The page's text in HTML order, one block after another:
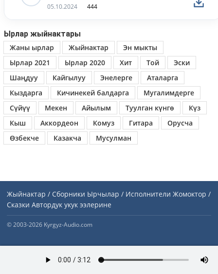
05.10.2024 444
Ырлар жыйнактары
Жаны ырлар
Жыйнактар
Эн мыкты
Ырлар 2021
Ырлар 2020 Хит Той
Эски
Шаңдуу
Кайгылуу Энелерге
Аталарга
Кыздарга
Кичинекей балдарга
Мугалимдерге
Сүйүү
Мекен Айылым Туулган күнгө
Күз
Кыш
Аккордеон Комуз Гитара
Орусча
Өзбекче
Казакча Мусулман
Жыйнактар / Сборники Ырчылар / Исполнители Жомоктор /
Сказки Автордук укук ээлерине
© 2003-2026 Kyrgyz-Audio.com